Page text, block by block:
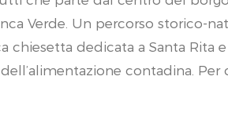
Verde. Un percorso storico-
dedicata a Santa Rita e
contadina. Per